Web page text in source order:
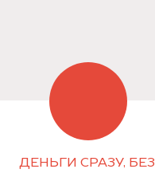
ДЕНЬГИ СРАЗУ, БЕЗ